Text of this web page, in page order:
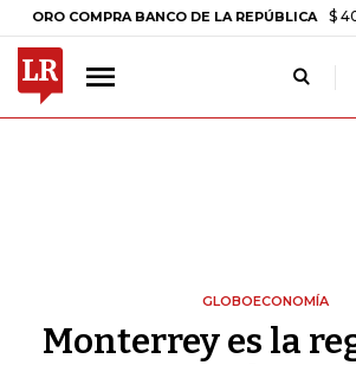
COMPRA BANCO DE LA REPÚBLICA $
GLOBOECONOMÍA
Monterrey es la